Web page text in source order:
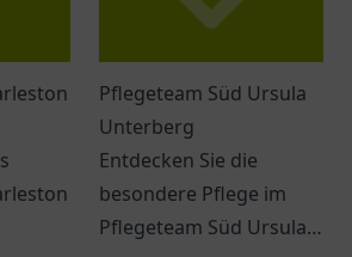
Pflegeteam Süd Ursula
Unterberg
Entdecken Sie die
besondere Pflege im
Pflegeteam Süd Ursula